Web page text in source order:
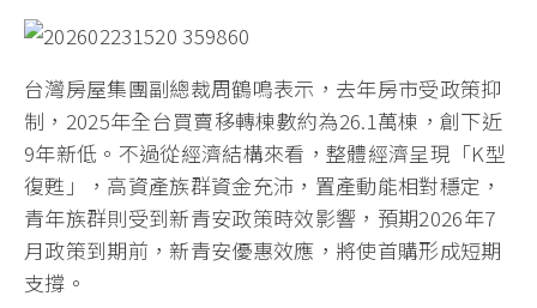
台灣房屋集團副總裁周鶴鳴表示，去年房市受政策抑
制，2025年全台買賣移轉棟數約為26.1萬棟，創下近
9年新低。不過從經濟結構來看，整體經濟呈現「K型
復甦」，高資產族群資金充沛，置產動能相對穩定，
青年族群則受到新青安政策時效影響，預期2026年7
月政策到期前，新青安優惠效應，將使首購形成短期
支撐。